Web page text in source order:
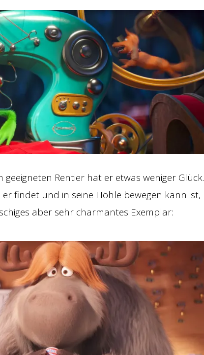
Rentier hat er etwas weniger Glück.
er findet und in seine Höhle bewegen kann ist,
aber sehr charmantes Exemplar: